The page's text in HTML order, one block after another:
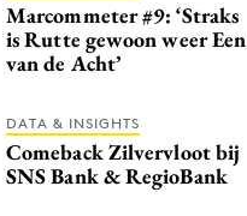
Marcommeter #9: ‘Straks
is Rutte gewoon weer Een
van de Acht’
DATA & INSIGHTS
Comeback Zilvervloot bij
SNS Bank & RegioBank